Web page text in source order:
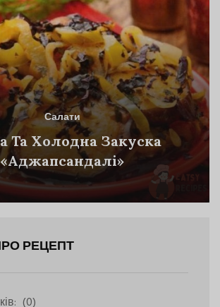
Салати
Та Холодна Закуска
«Аджапсандалі»
РЕЦЕПТ
(0)